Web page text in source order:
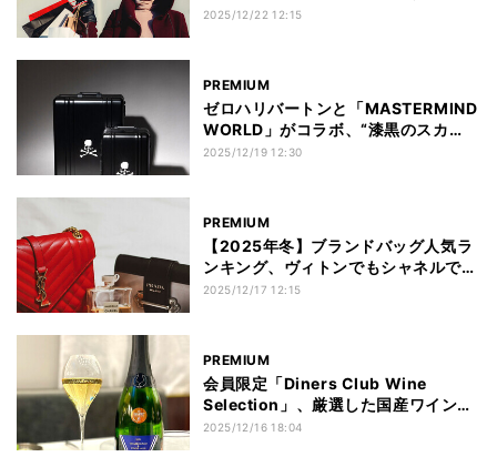
キングからひも解く
2025/12/22 12:15
PREMIUM
ゼロハリバートンと「MASTERMIND
WORLD」がコラボ、“漆黒のスカ
ル”ラゲージ2種
2025/12/19 12:30
PREMIUM
【2025年冬】ブランドバッグ人気ラ
ンキング、ヴィトンでもシャネルでも
ない“意外なブランド”が選ばれた理由
2025/12/17 12:15
PREMIUM
会員限定「Diners Club Wine
Selection」、厳選した国産ワインを
「学んで味わえる」5本セット
2025/12/16 18:04